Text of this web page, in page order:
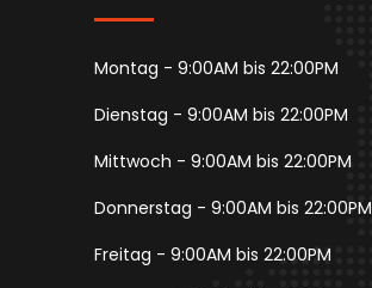
Montag - 9:00AM bis 22:00PM
Dienstag - 9:00AM bis 22:00PM
Mittwoch - 9:00AM bis 22:00PM
Donnerstag - 9:00AM bis 22:00PM
Freitag - 9:00AM bis 22:00PM